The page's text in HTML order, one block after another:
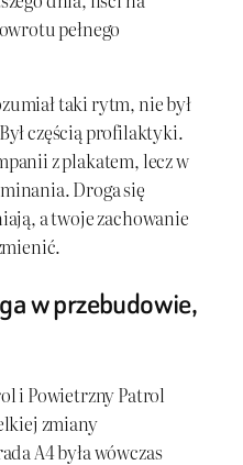
pełnego
taki rytm, nie był
częścią profilaktyki.
z plakatem, lecz w
Droga się
a twoje zachowanie
w przebudowie,
i Powietrzny Patrol
zmiany
A4 była wówczas